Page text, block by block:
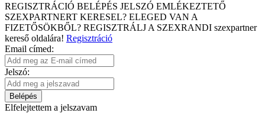
REGISZTRÁCIÓ BELÉPÉS JELSZÓ EMLÉKEZTETŐ
SZEXPARTNERT KERESEL? ELEGED VAN A
FIZETŐSÖKBŐL? REGISZTRÁLJ A SZEXRANDI szexpartner
kereső oldalára! Regisztráció
Email címed:
Jelszó:
Belépés
Elfelejtettem a jelszavam